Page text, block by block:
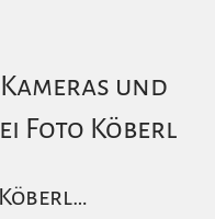
und
Foto Köberl